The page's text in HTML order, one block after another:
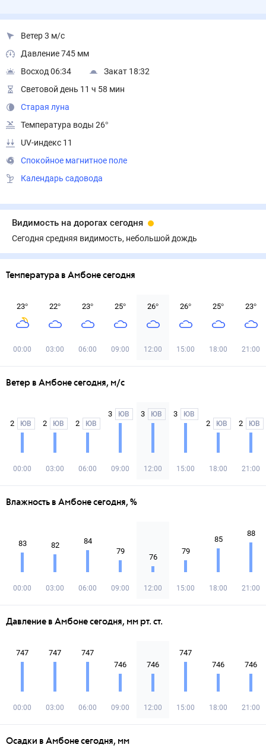
Ветер 3 м/с
Давление 745 мм
Восход 06:34
Закат 18:32
Световой день 11 ч 58 мин
Старая луна
Температура воды 26°
UV-индекс 11
Спокойное магнитное поле
Календарь садовода
Видимость на дорогах сегодня
Сегодня средняя видимость, небольшой дождь
Температура в Амбоне сегодня
23°
00:00
22°
03:00
23°
06:00
25°
09:00
26°
12:00
26°
15:00
25°
18:00
23°
21:00
Ветер в Амбоне сегодня, м/с
2 ЮВ
00:00
2 ЮВ
03:00
2 ЮВ
06:00
3 ЮВ
09:00
3 ЮВ
12:00
3 ЮВ
15:00
2 ЮВ
18:00
2 ЮВ
21:00
Влажность в Амбоне сегодня, %
83
00:00
82
03:00
84
06:00
79
09:00
76
12:00
79
15:00
85
18:00
88
21:00
Давление в Амбоне сегодня, мм рт. ст.
747
00:00
747
03:00
747
06:00
746
09:00
746
12:00
747
15:00
746
18:00
746
21:00
Осадки в Амбоне сегодня, мм